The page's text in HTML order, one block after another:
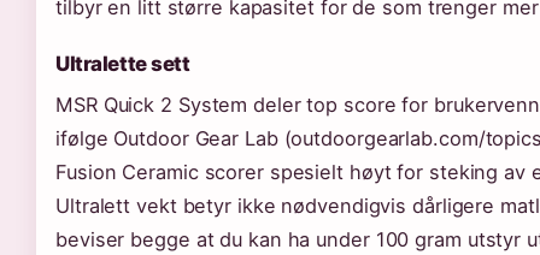
tilbyr en litt større kapasitet for de som trenger
Ultralette sett
MSR Quick 2 System deler top score for
ifølge Outdoor Gear Lab (outdoorgearlab.com/
Fusion Ceramic scorer spesielt høyt for steking av
Ultralett vekt betyr ikke nødvendigvis dårligere
beviser begge at du kan ha under 100 gram utstyr